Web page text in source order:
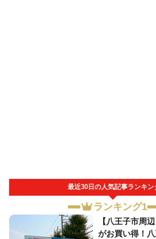
最近30日の人気記事ランキン
ランキング1
【八王子市周
がお買い得！